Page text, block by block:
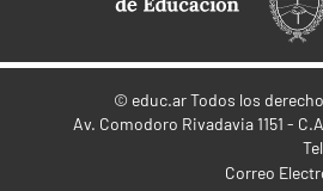
© educ.arTodos los
Av. Comodoro Rivadavia 1151 -
Correo